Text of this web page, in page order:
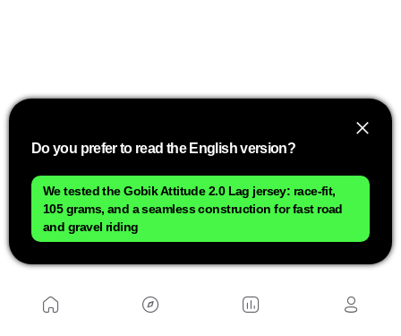
Além disso, por cada etapa em que um
corredor vestir a camisa verde, ele receberá
Do you prefer to read the English version?
We tested the Gobik Attitude 2.0 Lag jersey: race-fit,
105 grams, and a seamless construction for fast road
and gravel riding